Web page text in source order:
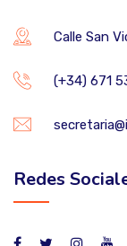
Calle San
(+34) 671
Redes